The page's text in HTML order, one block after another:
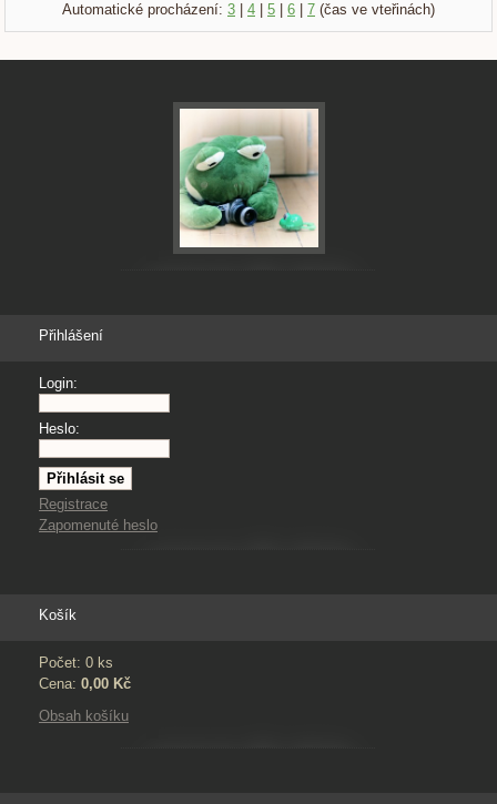
Automatické procházení: 3 4 5 6 7 (čas ve vteřinách)
Přihlášení
Login:
Heslo:
Registrace
Zapomenuté heslo
Košík
Počet: 0 ks
Cena: 0,00 Kč
Obsah košíku